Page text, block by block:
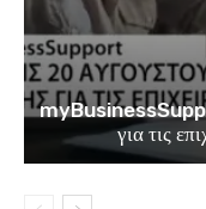
για τις